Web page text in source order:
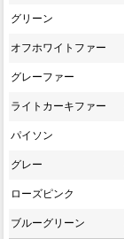
グリーン
オフホワイトファー
グレーファー
ライトカーキファー
パイソン
グレー
ローズピンク
ブルーグリーン